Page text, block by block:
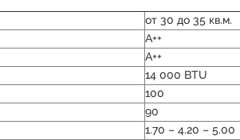
от 30 до 35 кв.м.
А++
А++
14 000 BTU
100
90
1.70 – 4.20 – 5.00